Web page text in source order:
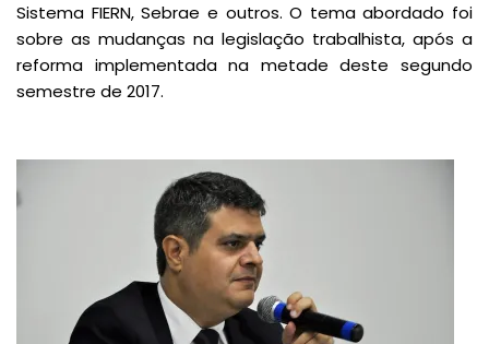
Sistema FIERN, Sebrae e outros. O tema abordado foi
sobre as mudanças na legislação trabalhista, após a
reforma implementada na metade deste segundo
semestre de 2017.